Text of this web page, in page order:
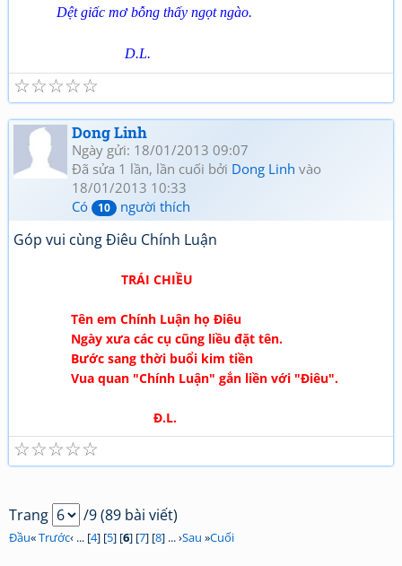
Dệt giấc mơ bỗng thấy ngọt ngào.
D.L.
☆
☆
☆
☆
☆
Dong Linh
Ngày gửi: 18/01/2013 09:07
Đã sửa 1 lần, lần cuối bởi Dong Linh vào
18/01/2013 10:33
Có
10 người thích
Góp vui cùng Điêu Chính Luận
TRÁI CHIỀU
Tên em Chính Luận họ Điêu
Ngày xưa các cụ cũng liều đặt tên.
Bước sang thời buổi kim tiền
Vua quan "Chính Luận" gắn liền với "Điêu".
Đ.L.
☆
☆
☆
☆
☆
Trang /9 (89 bài viết)
Đầu«Trước‹ ... [4] [5] [6] [7] [8] ... ›Sau »Cuối